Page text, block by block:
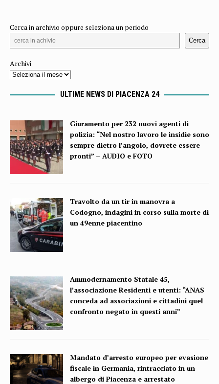
Cerca in archivio oppure seleziona un periodo
Cerca
Archivi
ULTIME NEWS DI PIACENZA 24
Giuramento per 232 nuovi agenti di
polizia: “Nel nostro lavoro le insidie sono
sempre dietro l’angolo, dovrete essere
pronti” – AUDIO e FOTO
Travolto da un tir in manovra a
Codogno, indagini in corso sulla morte di
un 49enne piacentino
Ammodernamento Statale 45,
l’associazione Residenti e utenti: “ANAS
conceda ad associazioni e cittadini quel
confronto negato in questi anni”
Mandato d’arresto europeo per evasione
fiscale in Germania, rintracciato in un
albergo di Piacenza e arrestato